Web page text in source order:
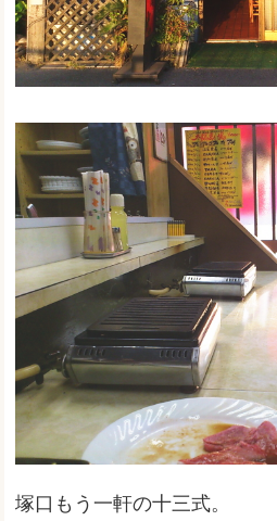
塚口もう一軒の十三式。